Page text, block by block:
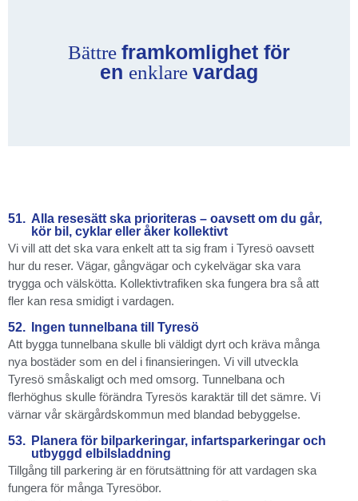
Bättre framkomlighet för
en enklare vardag
51. Alla resesätt ska prioriteras – oavsett om du går,
kör bil, cyklar eller åker kollektivt
Vi vill att det ska vara enkelt att ta sig fram i Tyresö oavsett
hur du reser. Vägar, gångvägar och cykelvägar ska vara
trygga och välskötta. Kollektivtrafiken ska fungera bra så att
fler kan resa smidigt i vardagen.
52.
Ingen tunnelbana till Tyresö
Att bygga tunnelbana skulle bli väldigt dyrt och kräva många
nya bostäder som en del i finansieringen. Vi vill utveckla
Tyresö småskaligt och med omsorg. Tunnelbana och
flerhöghus skulle förändra Tyresös karaktär till det sämre. Vi
värnar vår skärgårdskommun med blandad bebyggelse.
53. Planera för bilparkeringar, infartsparkeringar och
utbyggd elbilsladdning
Tillgång till parkering är en förutsättning för att vardagen ska
fungera för många Tyresöbor.